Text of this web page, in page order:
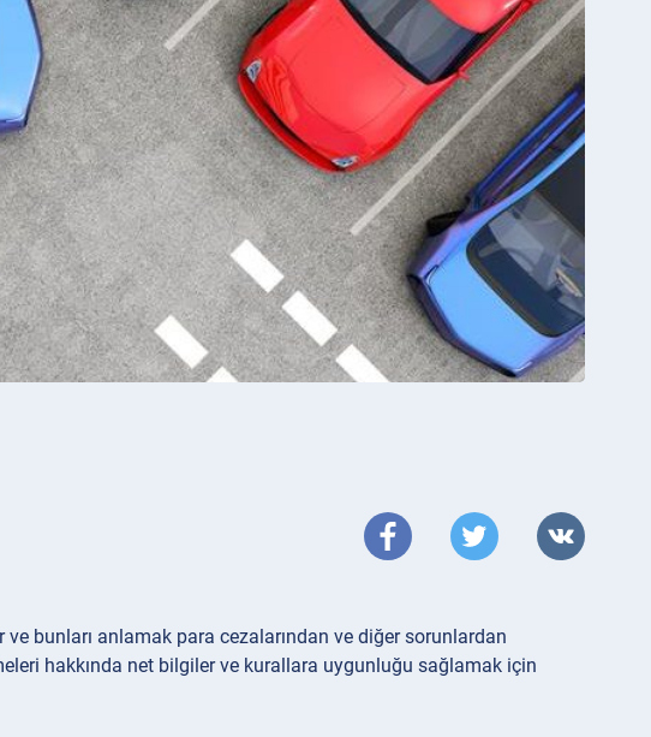
bunları anlamak para cezalarından ve diğer sorunlardan
hakkında net bilgiler ve kurallara uygunluğu sağlamak için